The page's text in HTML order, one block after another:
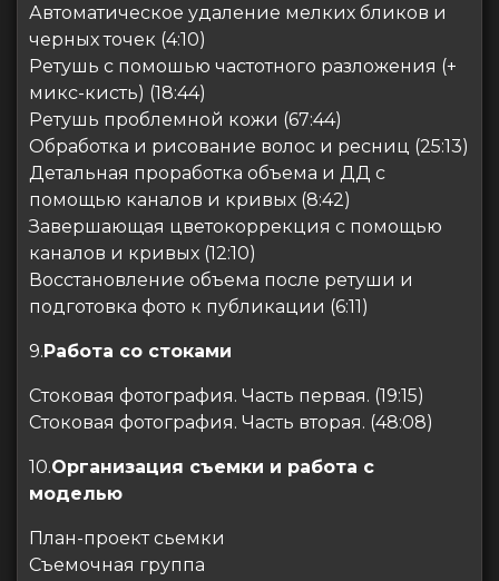
Автоматическое удаление мелких бликов и
черных точек (4:10)
Ретушь с помошью частотного разложения (+
микс-кисть) (18:44)
Ретушь проблемной кожи (67:44)
Обработка и рисование волос и ресниц (25:13)
Детальная проработка объема и ДД с
помощью каналов и кривых (8:42)
Завершающая цветокоррекция с помощью
каналов и кривых (12:10)
Восстановление объема после ретуши и
подготовка фото к публикации (6:11)
9.Работа со стоками
Стоковая фотография. Часть первая. (19:15)
Стоковая фотография. Часть вторая. (48:08)
10.Организация съемки и работа с
моделью
План-проект сьемки
Съемочная группа